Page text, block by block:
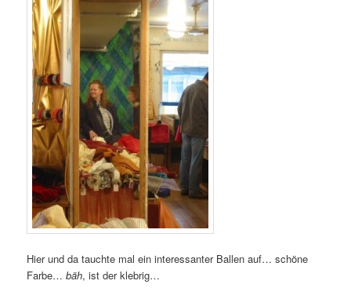
Hier und da tauchte mal ein interessanter Ballen auf… schöne
Farbe…bäh, ist der klebrig…